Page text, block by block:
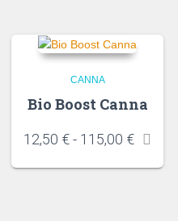
CANNA
Bio Boost Canna
12,50 €- 115,00 €